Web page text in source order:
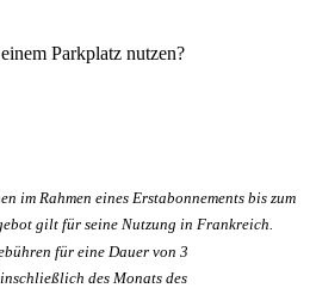
Parkplatz nutzen?
im Rahmen eines Erstabonnements bis zum
gilt für seine Nutzung in Frankreich.
für eine Dauer von 3
des Monats des